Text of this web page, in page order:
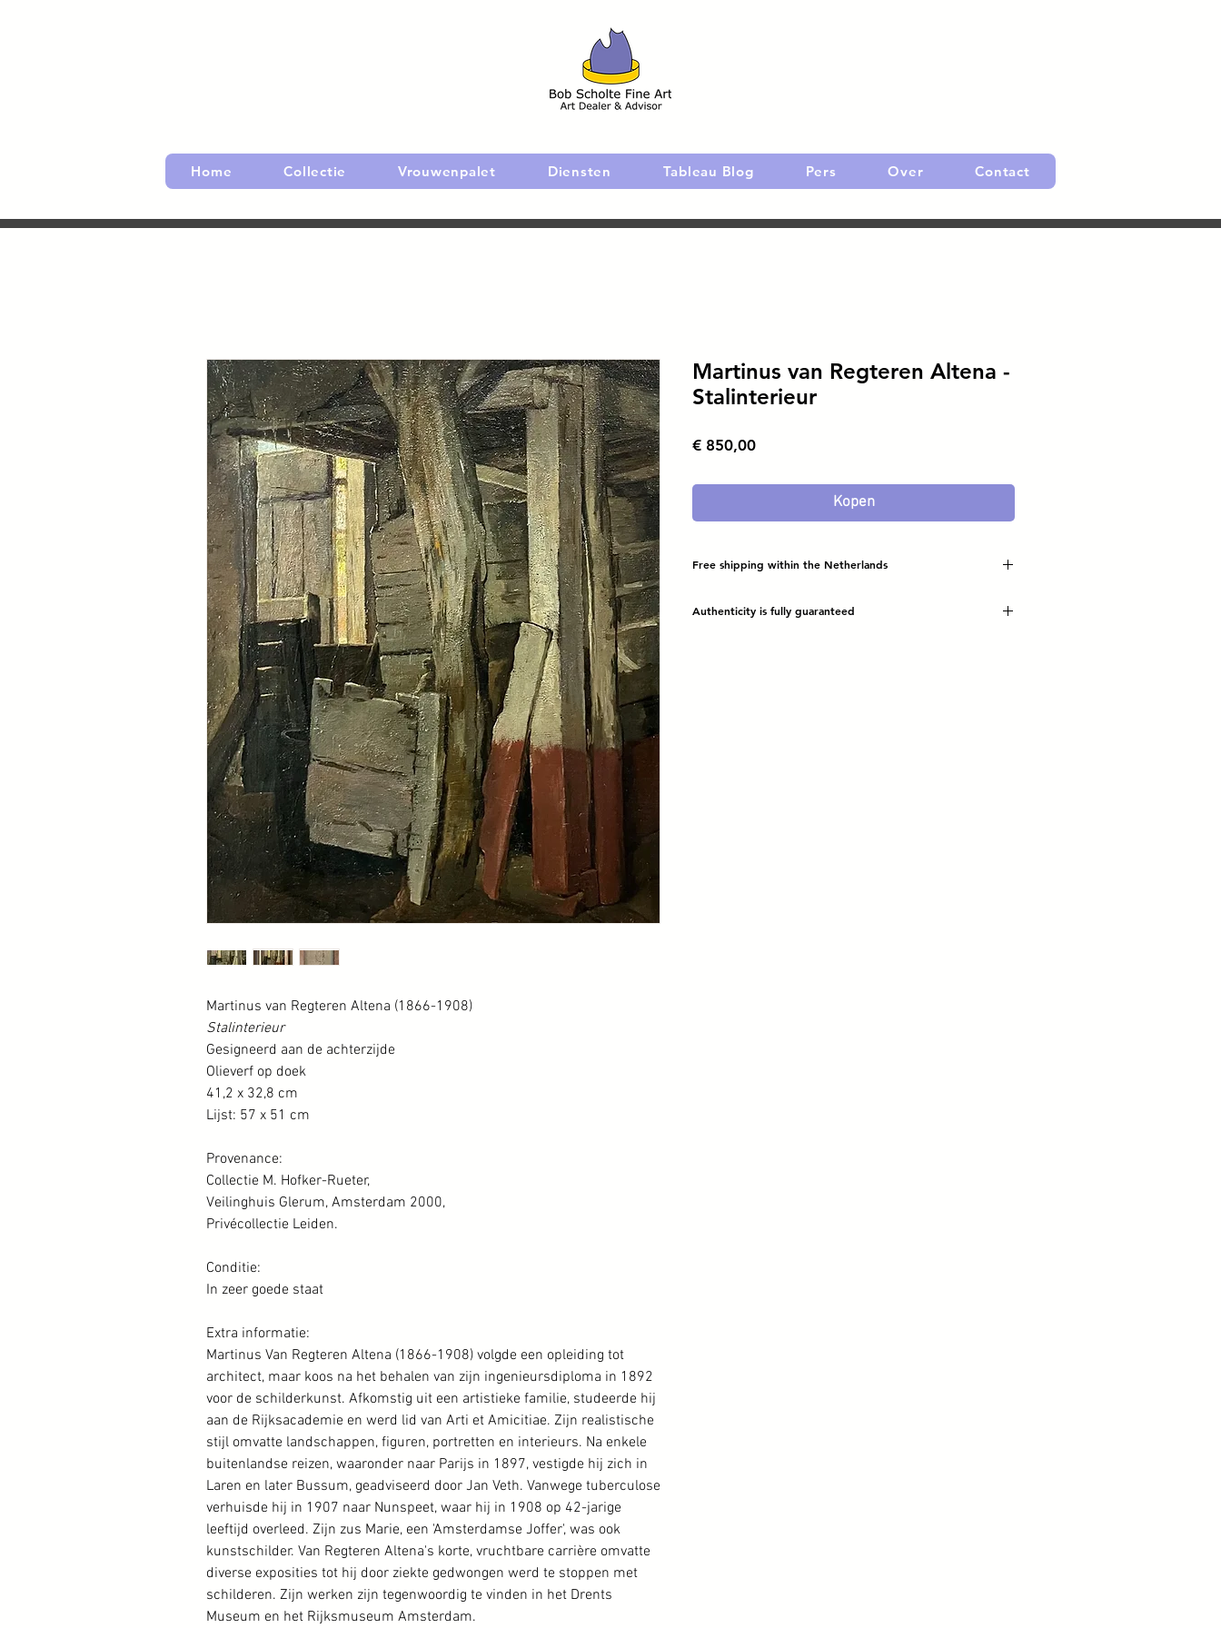
Home Collectie Vrouwenpalet Diensten Tableau Blog Pers Over Contact
Martinus van Regteren Altena (1866-1908)
Stalinterieur
Gesigneerd aan de achterzijde
Olieverf op doek
41,2 x 32,8 cm
Lijst: 57 x 51 cm
Provenance:
Collectie M. Hofker-Rueter,
Veilinghuis Glerum, Amsterdam 2000,
Privécollectie Leiden.
Conditie:
In zeer goede staat
Extra informatie:
Martinus Van Regteren Altena (1866-1908) volgde een opleiding tot
architect, maar koos na het behalen van zijn ingenieursdiploma in 1892
voor de schilderkunst. Afkomstig uit een artistieke familie, studeerde hij
aan de Rijksacademie en werd lid van Arti et Amicitiae. Zijn realistische
stijl omvatte landschappen, figuren, portretten en interieurs. Na enkele
buitenlandse reizen, waaronder naar Parijs in 1897, vestigde hij zich in
Laren en later Bussum, geadviseerd door Jan Veth. Vanwege tuberculose
verhuisde hij in 1907 naar Nunspeet, waar hij in 1908 op 42-jarige
leeftijd overleed. Zijn zus Marie, een 'Amsterdamse Joffer', was ook
kunstschilder. Van Regteren Altena's korte, vruchtbare carrière omvatte
diverse exposities tot hij door ziekte gedwongen werd te stoppen met
schilderen. Zijn werken zijn tegenwoordig te vinden in het Drents
Museum en het Rijksmuseum Amsterdam.
Martinus van Regteren Altena -
Stalinterieur
€ 850,00Prijs
Kopen
Free shipping within the Netherlands
Authenticity is fully guaranteed